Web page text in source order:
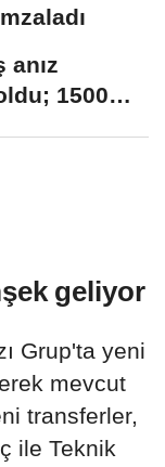
anız
1500
geliyor
Grup'ta yeni
mevcut
transferler,
ile Teknik